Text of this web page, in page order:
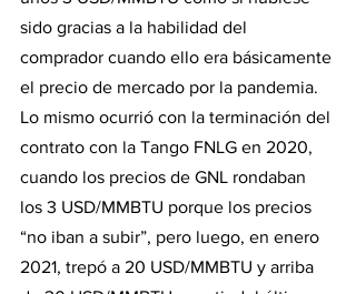
sido gracias a la habilidad del
comprador cuando ello era básicamente
el precio de mercado por la pandemia.
Lo mismo ocurrió con la terminación del
contrato con la Tango FNLG en 2020,
cuando los precios de GNL rondaban
los 3 USD/MMBTU porque los precios
“no iban a subir”, pero luego, en enero
2021, trepó a 20 USD/MMBTU y arriba